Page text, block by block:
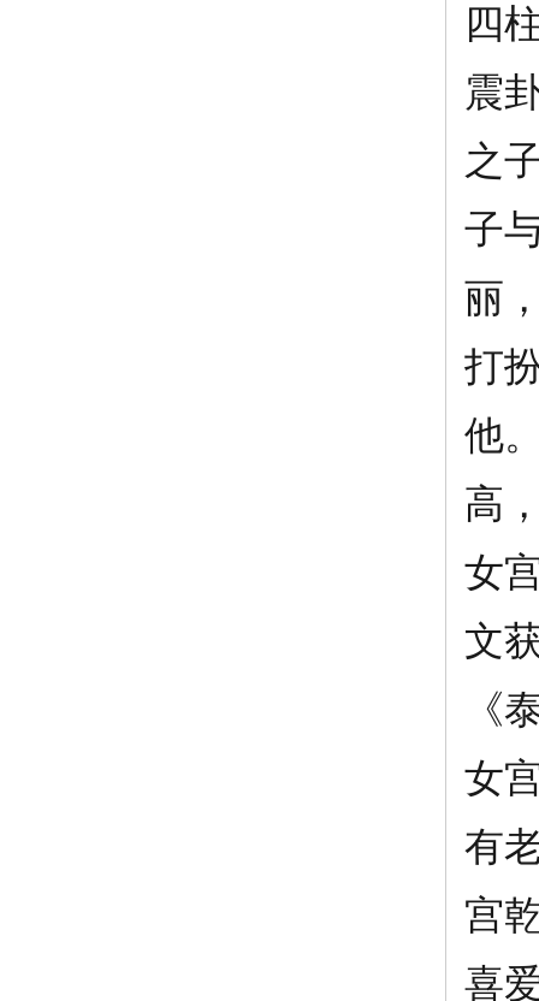
四
震
之
子
丽
打
他
高
女
文
《
女
有
宫
喜